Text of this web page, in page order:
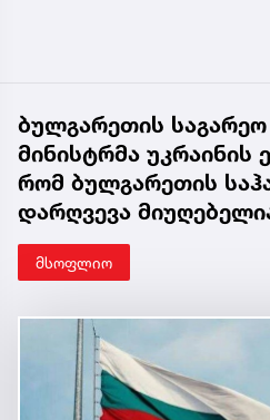
ბულგარეთის
მინისტრმა უკრაინის
რომ ბულგარეთის
დარღვევა
მსოფლიო